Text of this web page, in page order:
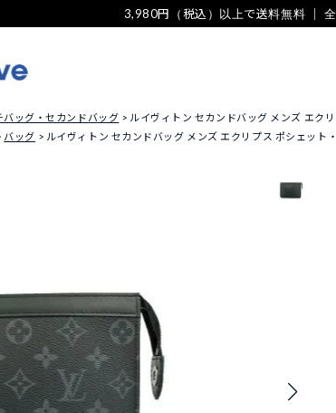
3,980円（税込）以上で送料無料 ｜
バッグ・セカンドバッグ
ルイヴィトン セカンドバッグ メンズ エク
バッグ ルイヴィトン セカンドバッグ メンズ エクリプス ポシェッ